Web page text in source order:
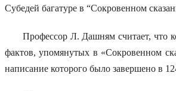
Субедей багатуре в “Сокровенном
Профессор Л. Дашням считает, что
фактов, упомянутых в «Сокровенном
написание которого было завершено в